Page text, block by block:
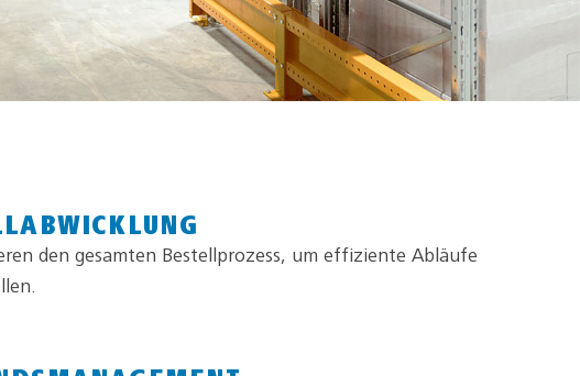
den gesamten Bestellprozess, um effiziente Abläufe